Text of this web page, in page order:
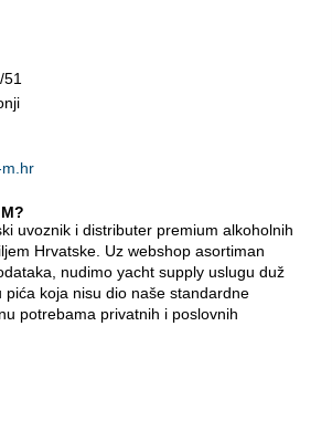
51
uvoznik i distributer premium alkoholnih
Hrvatske. Uz webshop asortiman
nudimo yacht supply uslugu duž
pića koja nisu dio naše standardne
potrebama privatnih i poslovnih